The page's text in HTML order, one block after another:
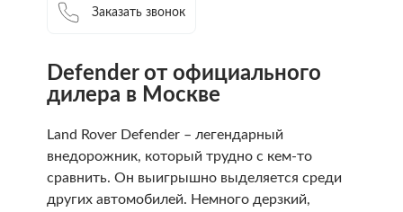
Заказать звонок
Defender от официального
дилера в Москве
Land Rover Defender – легендарный
внедорожник, который трудно с кем-то
сравнить. Он выигрышно выделяется среди
других автомобилей. Немного дерзкий,